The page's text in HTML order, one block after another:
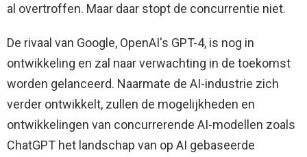
al overtroffen. Maar daar stopt de concurrentie niet.
De rivaal van Google, OpenAI's GPT-4, is nog in
ontwikkeling en zal naar verwachting in de toekomst
worden gelanceerd. Naarmate de AI-industrie zich
verder ontwikkelt, zullen de mogelijkheden en
ontwikkelingen van concurrerende AI-modellen zoals
ChatGPT het landschap van op AI gebaseerde